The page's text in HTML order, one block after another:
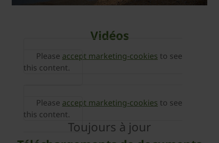
Vidéos
Please accept marketing-cookies to see
this content.
Please accept marketing-cookies to see
this content.
Toujours à jour